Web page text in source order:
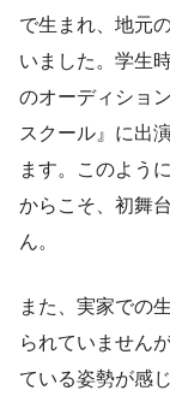
で生まれ、地元
いました。学生
のオーディショ
スクール』に出
ます。このよう
からこそ、初舞
ん。
また、実家での
られていません
ている姿勢が感